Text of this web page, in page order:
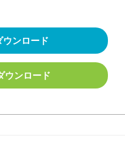
ンロード
ウンロード